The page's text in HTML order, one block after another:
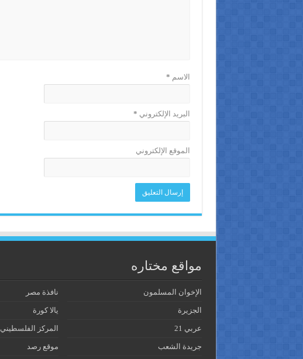
الاسم *
البريد الإلكتروني *
الموقع الإلكتروني
مواقع مختاره
الإخوان المسلمون نافذة مصر
الجزيرة يالا كورة
عربي 21 المركز الفلسطيني
جريدة الشعب موقع رصد